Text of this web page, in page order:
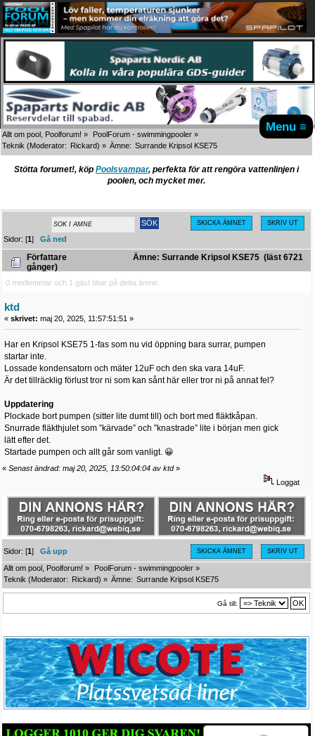
Menu ≡
Allt om pool, Poolforum! » PoolForum - swimmingpooler »
Teknik (Moderator: Rickard) » Ämne: Surrande Kripsol KSE75
Stötta forumet!, köp Poolsvampar, perfekta för att rengöra vattenlinjen i
poolen, och mycket mer.
SKICKA ÄMNET SKRIV UT
Sidor: [1]Gå ned
Författare
Ämne: Surrande Kripsol KSE75 (läst 6721
gånger)
0 medlemmar och 1 gäst tittar på detta ämne.
ktd
« skrivet: maj 20, 2025, 11:57:51:51 »
Har en Kripsol KSE75 1-fas som nu vid öppning bara surrar, pumpen
startar inte.
Lossade kondensatorn och mäter 12uF och den ska vara 14uF.
Är det tillräcklig förlust tror ni som kan sånt här eller tror ni på annat fel?
Uppdatering
Plockade bort pumpen (sitter lite dumt till) och bort med fläktkåpan.
Snurrade fläkthjulet som ”kärvade” och ”knastrade” lite i början men gick
lätt efter det.
Startade pumpen och allt går som vanligt. 😀
« Senast ändrad: maj 20, 2025, 13:50:04:04 av ktd»
Loggat
SKICKA ÄMNET SKRIV UT
Sidor: [1]Gå upp
Allt om pool, Poolforum! » PoolForum - swimmingpooler »
Teknik (Moderator: Rickard) » Ämne: Surrande Kripsol KSE75
Gå till: